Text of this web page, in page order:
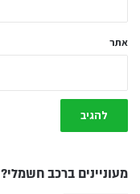
אתר
מעוניינים ברכב חשמלי?